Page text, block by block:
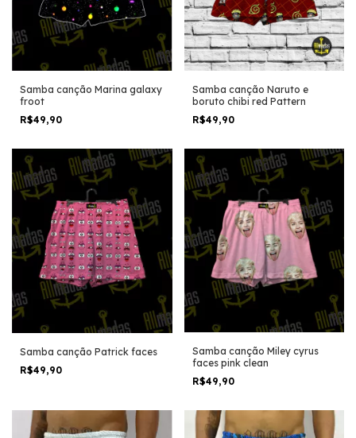
Samba canção Marina galaxy
froot
R$49,90
Samba canção Naruto e
boruto chibi red Pattern
R$49,90
Samba canção Patrick faces
R$49,90
Samba canção Miley cyrus
faces pink clean
R$49,90